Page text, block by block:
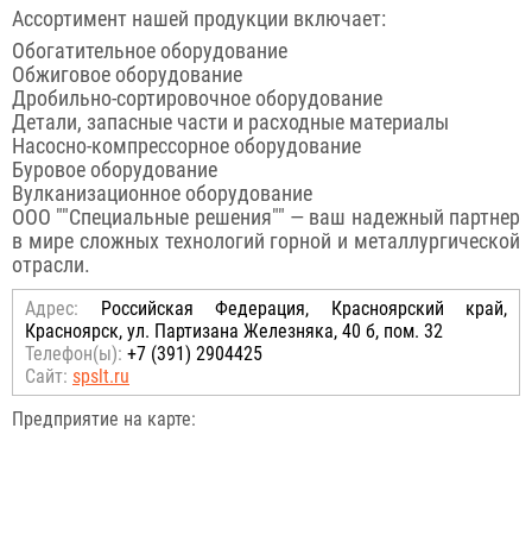
Ассортимент нашей продукции включает:
Обогатительное оборудование
Обжиговое оборудование
Дробильно-сортировочное оборудование
Детали, запасные части и расходные материалы
Насосно-компрессорное оборудование
Буровое оборудование
Вулканизационное оборудование
ООО ""Специальные решения"" — ваш надежный партнер
в мире сложных технологий горной и металлургической
отрасли.
Адрес: Российcкая Федерация, Красноярский край,
Красноярск, ул. Партизана Железняка, 40 б, пом. 32
Телефон(ы): +7 (391) 2904425
Сайт: spslt.ru
Предприятие на карте: